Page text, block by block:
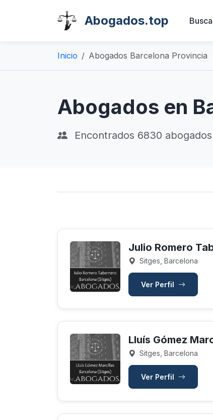
Abogados.top
Inicio Abogados Barcelona Provincia
Abogados en
Encontrados 6830
Julio Romero
Sitges, Barcelona
Ver Perfil
Lluís Gómez
Sitges, Barcelona
Ver Perfil